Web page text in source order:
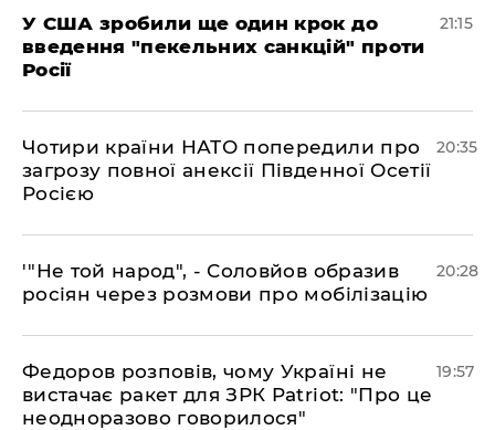
​У США зробили ще один крок до
введення "пекельних санкцій" проти
Росії
21:15
​Чотири країни НАТО попередили про
загрозу повної анексії Південної Осетії
Росією
20:35
​'"Не той народ", - Соловйов образив
росіян через розмови про мобілізацію
20:28
​Федоров розповів, чому Україні не
вистачає ракет для ЗРК Patriot: "Про це
неодноразово говорилося"
19:57